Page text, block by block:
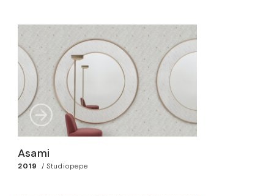
Asami
2019 / Studiopepe